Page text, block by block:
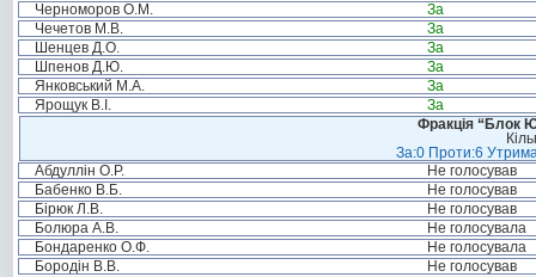
Черноморов О.М.
За
Чечетов М.В.
За
Шенцев Д.О.
За
Шпенов Д.Ю.
За
Янковський М.А.
За
Ярощук В.І.
За
Фракція “Блок
За:0 Проти:6
Абдуллін О.Р.
Не голосував
Бабенко В.Б.
Не голосував
Бірюк Л.В.
Не голосував
Болюра А.В.
Не голосувала
Бондаренко О.Ф.
Не голосувала
Бородін В.В.
Не голосував